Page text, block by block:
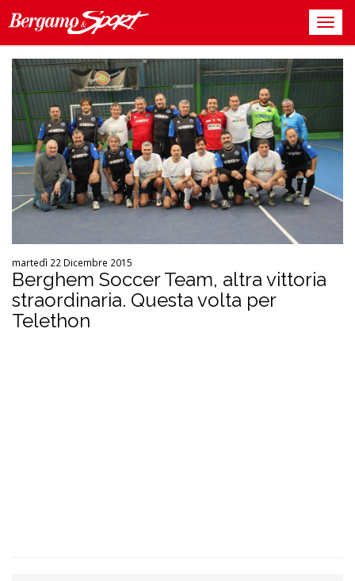
martedì 22 Dicembre 2015
Berghem Soccer Team, altra vittoria
straordinaria. Questa volta per
Telethon